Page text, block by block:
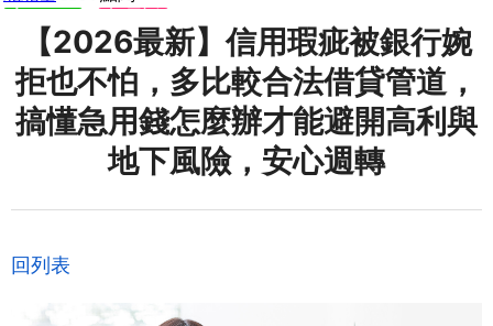
【2026最新】信用瑕疵被銀行婉
拒也不怕，多比較合法借貸管道，
搞懂急用錢怎麼辦才能避開高利與
地下風險，安心週轉
回列表